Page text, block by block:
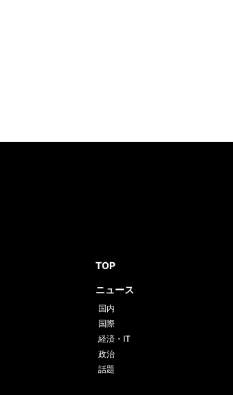
TOP
ニュース
国内
国際
経済・IT
政治
話題